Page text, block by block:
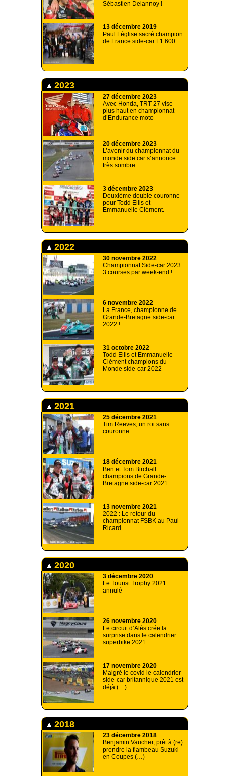
Sébastien Delannoy !
13 décembre 2019
Paul Léglise sacré champion
de France side-car F1 600
2023
27 décembre 2023
Avec Honda, TRT 27 vise
plus haut en championnat
d’Endurance moto
20 décembre 2023
L’avenir du championnat du
monde side car s’annonce
très sombre
3 décembre 2023
Deuxième double couronne
pour Todd Ellis et
Emmanuelle Clément.
2022
30 novembre 2022
Championnat Side-car 2023 :
3 courses par week-end !
6 novembre 2022
La France, championne de
Grande-Bretagne side-car
2022 !
31 octobre 2022
Todd Ellis et Emmanuelle
Clément champions du
Monde side-car 2022
2021
25 décembre 2021
Tim Reeves, un roi sans
couronne
18 décembre 2021
Ben et Tom Birchall
champions de Grande-
Bretagne side-car 2021
13 novembre 2021
2022 : Le retour du
championnat FSBK au Paul
Ricard.
2020
3 décembre 2020
Le Tourist Trophy 2021
annulé
26 novembre 2020
Le circuit d’Alès crée la
surprise dans le calendrier
superbike 2021
17 novembre 2020
Malgré le covid le calendrier
side-car britannique 2021 est
déjà (…)
2018
23 décembre 2018
Benjamin Vaucher, prêt à (re)
prendre la flambeau Suzuki
en Coupes (…)